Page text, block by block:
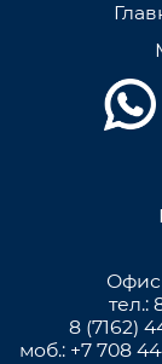
Офис
тел.:
8 (7162)
моб.: +7 708